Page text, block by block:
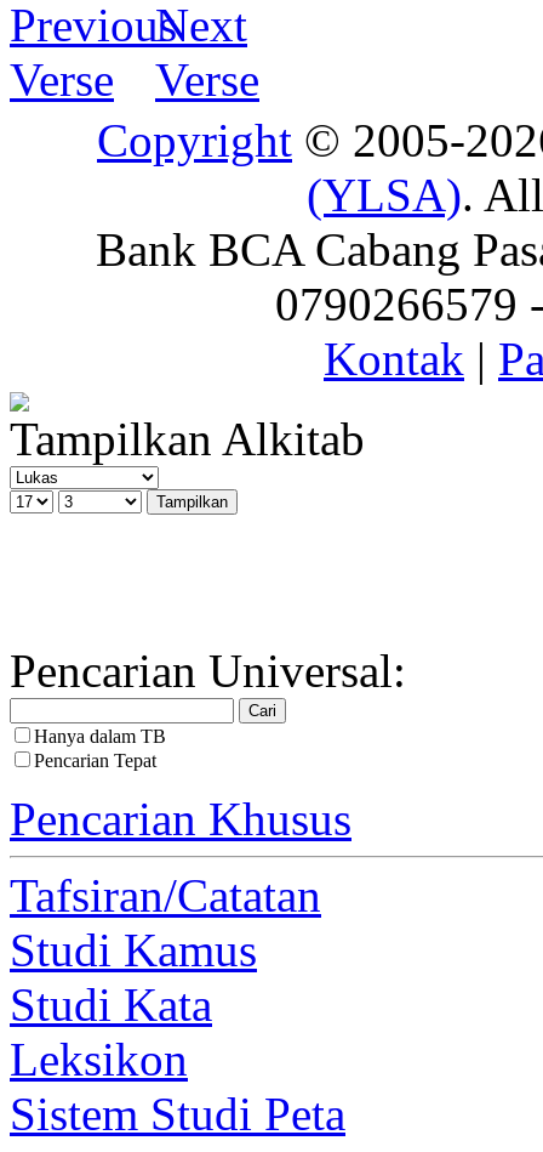
Copyright © 2005-
(YLSA).
Bank BCA Cabang
0790266579
Kontak |
Tampilkan Alkitab
Pencarian Universal:
Hanya dalam TB
Pencarian Tepat
Pencarian Khusus
Tafsiran/Catatan
Studi Kamus
Studi Kata
Leksikon
Sistem Studi Peta